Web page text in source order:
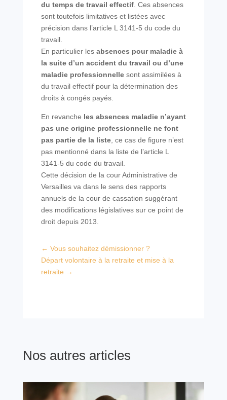
du temps de travail effectif. Ces absences
sont toutefois limitatives et listées avec
précision dans l’article L 3141-5 du code du
travail.
En particulier les absences pour maladie à
la suite d’un accident du travail ou d’une
maladie professionnellesont assimilées à
du travail effectif pour la détermination des
droits à congés payés.
En revanche les absences maladie n’ayant
pas une origine professionnelle ne font
pas partie de la liste, ce cas de figure n’est
pas mentionné dans la liste de l’article L
3141-5 du code du travail.
Cette décision de la cour Administrative de
Versailles va dans le sens des rapports
annuels de la cour de cassation suggérant
des modifications législatives sur ce point de
droit depuis 2013.
← Vous souhaitez démissionner ?
Départ volontaire à la retraite et mise à la
retraite →
Nos autres articles